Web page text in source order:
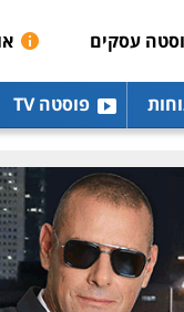
עסקים
פוסטה TV דין